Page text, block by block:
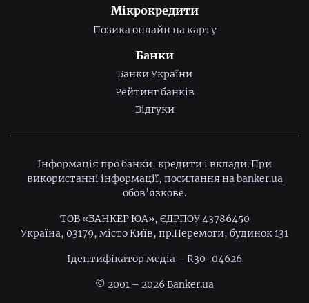
Мікрокредити
Позика онлайн на карту
Банки
Банки України
Рейтинг банків
Відгуки
Інформація про банки, кредити і вклади. При
використанні інформації, посилання наbanker.ua
обов’язкове.
ТОВ «БАНКЕР ЮА», ЄДРПОУ 43786450
Україна, 03179, місто Київ, пр.Перемоги, будинок 131
Ідентифiкатор медiа – R30-04626
© 2001 – 2026 Banker.ua